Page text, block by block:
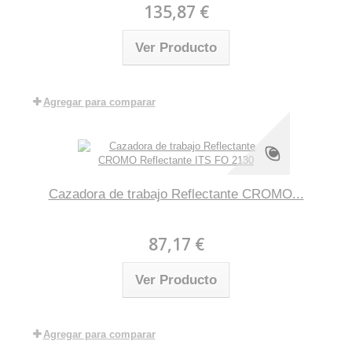
135,87 €
Ver Producto
Agregar para comparar
Cazadora de trabajo Reflectante CROMO...
87,17 €
Ver Producto
Agregar para comparar